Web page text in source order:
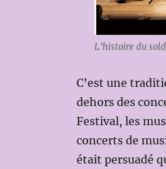
L’histoire du
C’est une
dehors des
Festival, les
concerts de
était persuadé